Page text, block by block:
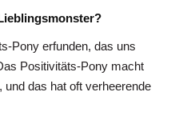
Pony erfunden, das uns
Positivitäts-Pony macht
das hat oft verheerende